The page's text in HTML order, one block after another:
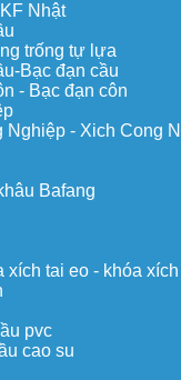
Nhật
trống tự lựa
Bạc đạn cầu
- Bạc đạn côn
Nghiệp - Xich Cong
Bafang
xích tai eo - khóa
pvc
cao su